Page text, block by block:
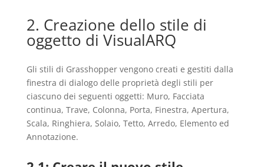
2. Creazione dello stile di
oggetto di VisualARQ
Gli stili di Grasshopper vengono creati e gestiti dalla
finestra di dialogo delle proprietà degli stili per
ciascuno dei seguenti oggetti: Muro, Facciata
continua, Trave, Colonna, Porta, Finestra, Apertura,
Scala, Ringhiera, Solaio, Tetto, Arredo, Elemento ed
Annotazione.